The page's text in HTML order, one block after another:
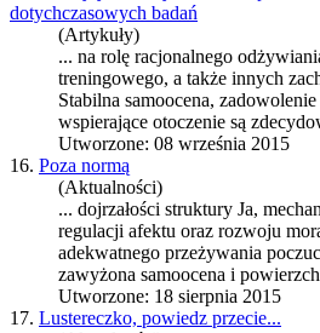
dotychczasowych badań
(Artykuły)
... na rolę racjonalnego
treningowego, a także innych
Stabilna samoocena, zadowolenie
wspierające otoczenie są
Utworzone: 08 września 2015
16. Poza normą
(Aktualności)
... dojrzałości struktury Ja,
regulacji afektu oraz rozwoju
adekwatnego przeżywania
zawyżona samoocena i
Utworzone: 18 sierpnia 2015
17. Lustereczko, powiedz przecie...